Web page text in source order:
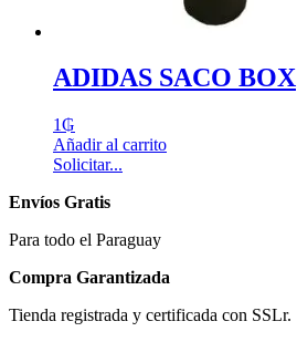
ADIDAS SACO BOX
1₲
Añadir al carrito
Solicitar...
Envíos Gratis
Para todo el Paraguay
Compra Garantizada
Tienda registrada y certificada con SSLr.